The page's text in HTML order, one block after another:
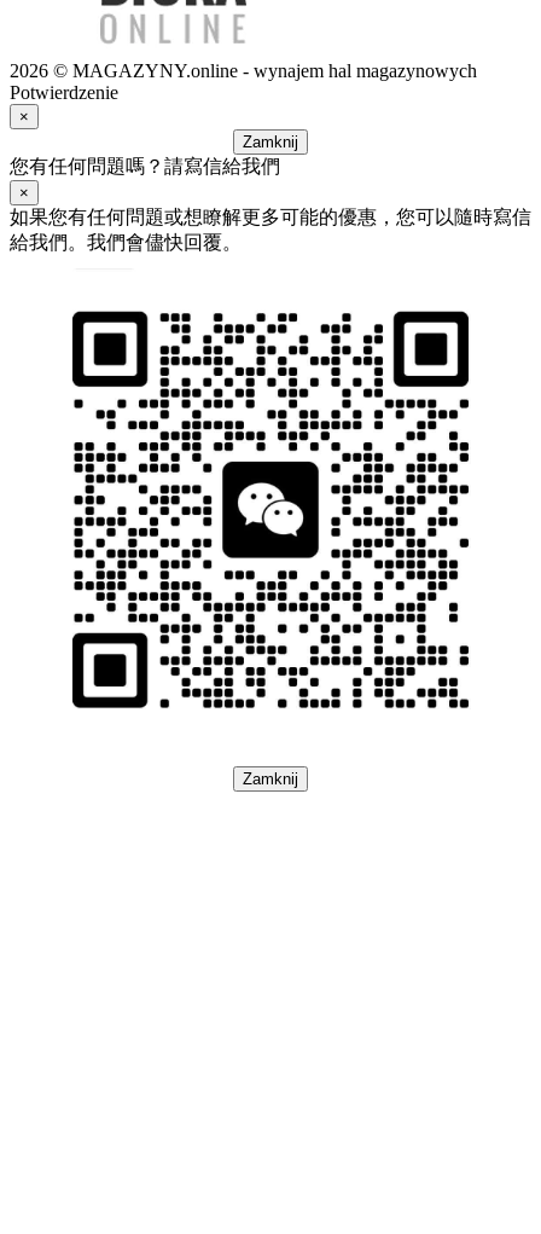
2026 © MAGAZYNY.online - wynajem hal magazynowych
Potwierdzenie
×
Zamknij
您有任何問題嗎？請寫信給我們
×
如果您有任何問題或想瞭解更多可能的優惠，您可以隨時寫信
給我們。我們會儘快回覆。
Zamknij